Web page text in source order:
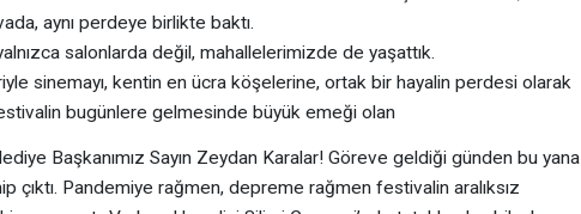
aynı perdeye birlikte baktı.
salonlarda değil, mahallelerimizde de yaşattık.
sinemayı, kentin en ücra köşelerine, ortak bir hayalin perdesi olarak
bugünlere gelmesinde büyük emeği olan
Başkanımız Sayın Zeydan Karalar! Göreve geldiği günden bu yana
çıktı. Pandemiye rağmen, depreme rağmen festivalin aralıksız